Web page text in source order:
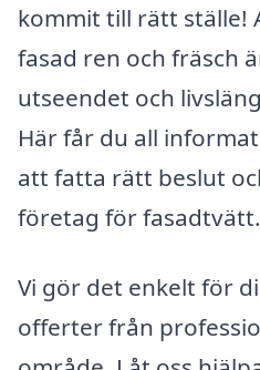
kommit till rätt ställe!
fasad ren och fräsch
utseendet och
Här får du all
att fatta rätt beslut
företag för fasadtvätt.
Vi gör det enkelt för
offerter från